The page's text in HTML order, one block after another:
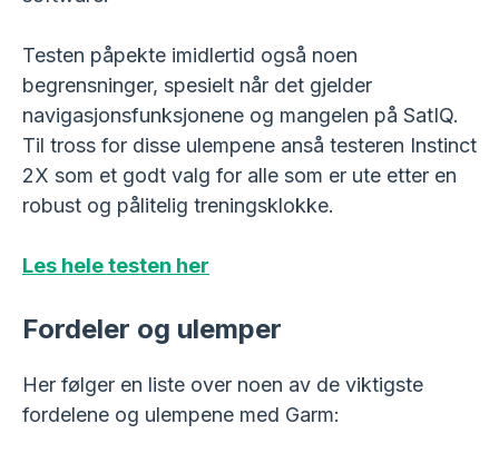
Testen påpekte imidlertid også noen
begrensninger, spesielt når det gjelder
navigasjonsfunksjonene og mangelen på SatIQ.
Til tross for disse ulempene anså testeren Instinct
2X som et godt valg for alle som er ute etter en
robust og pålitelig treningsklokke.
Les hele testen her
Fordeler og ulemper
Her følger en liste over noen av de viktigste
fordelene og ulempene med Garm: